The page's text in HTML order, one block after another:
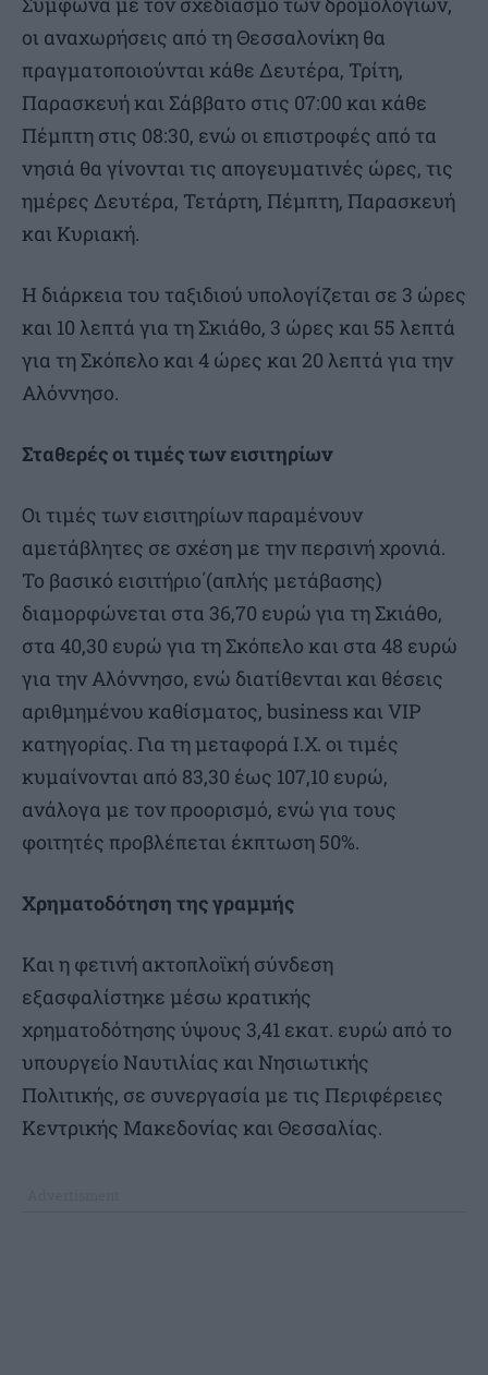
οι αναχωρήσεις από τη Θεσσαλονίκη θα
πραγματοποιούνται κάθε Δευτέρα, Τρίτη,
Παρασκευή και Σάββατο στις 07:00 και κάθε
Πέμπτη στις 08:30, ενώ οι επιστροφές από τα
νησιά θα γίνονται τις απογευματινές ώρες, τις
ημέρες Δευτέρα, Τετάρτη, Πέμπτη, Παρασκευή
και Κυριακή.
Η διάρκεια του ταξιδιού υπολογίζεται σε 3 ώρες
και 10 λεπτά για τη Σκιάθο, 3 ώρες και 55 λεπτά
για τη Σκόπελο και 4 ώρες και 20 λεπτά για την
Αλόννησο.
Σταθερές οι τιμές των εισιτηρίων
Οι τιμές των εισιτηρίων παραμένουν
αμετάβλητες σε σχέση με την περσινή χρονιά.
Το βασικό εισιτήριο΄(απλής μετάβασης)
διαμορφώνεται στα 36,70 ευρώ για τη Σκιάθο,
στα 40,30 ευρώ για τη Σκόπελο και στα 48 ευρώ
για την Αλόννησο, ενώ διατίθενται και θέσεις
αριθμημένου καθίσματος, business και VIP
κατηγορίας. Για τη μεταφορά Ι.Χ. οι τιμές
κυμαίνονται από 83,30 έως 107,10 ευρώ,
ανάλογα με τον προορισμό, ενώ για τους
φοιτητές προβλέπεται έκπτωση 50%.
Χρηματοδότηση της γραμμής
Και η φετινή ακτοπλοϊκή σύνδεση
εξασφαλίστηκε μέσω κρατικής
χρηματοδότησης ύψους 3,41 εκατ. ευρώ από το
υπουργείο Ναυτιλίας και Νησιωτικής
Πολιτικής, σε συνεργασία με τις Περιφέρειες
Κεντρικής Μακεδονίας και Θεσσαλίας.